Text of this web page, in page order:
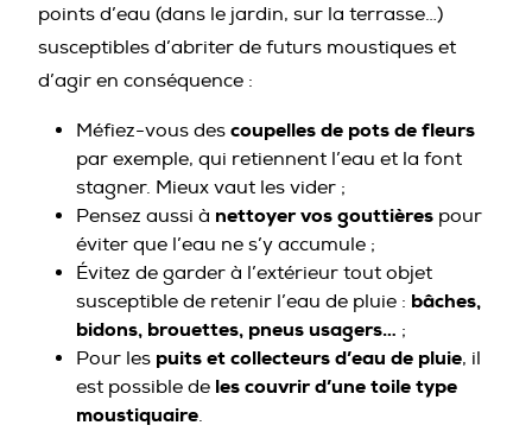
points d’eau (dans le jardin, sur la terrasse…)
susceptibles d’abriter de futurs moustiques et
d’agir en conséquence :
Méfiez-vous des coupelles de pots de fleurs
par exemple, qui retiennent l’eau et la font
stagner. Mieux vaut les vider ;
Pensez aussi à nettoyer vos gouttières pour
éviter que l’eau ne s’y accumule ;
Évitez de garder à l’extérieur tout objet
susceptible de retenir l’eau de pluie : bâches,
bidons, brouettes, pneus usagers… ;
Pour les puits et collecteurs d’eau de pluie, il
est possible de les couvrir d’une toile type
moustiquaire.